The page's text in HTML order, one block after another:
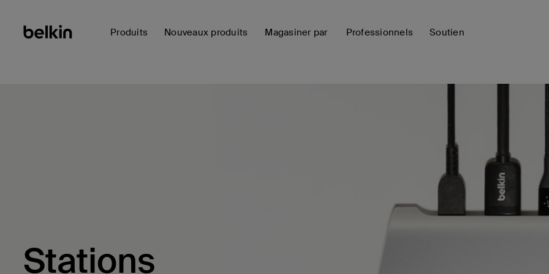
Produits Nouveaux produits Magasiner par Professionnels Soutien
Stations